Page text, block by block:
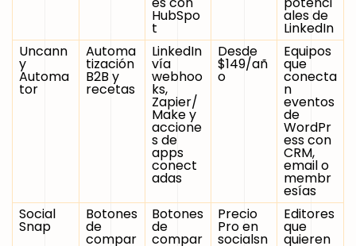
HubSpo
t
ales de
LinkedIn
Uncann
y
Automa
tor
Automa
tización
B2B y
recetas
LinkedIn
vía
webhoo
ks,
Zapier/
Make y
accione
s de
apps
conect
adas
Desde
$149/añ
o
Equipos
que
conecta
n
eventos
de
WordPr
ess con
CRM,
email o
membr
esías
Social
Snap
Botones
de
compar
Botones
de
compar
Precio
Pro en
socialsn
Editores
que
quieren